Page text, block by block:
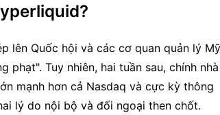
lên Quốc hội và các cơ quan quản lý
Tuy nhiên, hai tuần sau, chính nhà
mạnh hơn cả Nasdaq và cực kỳ thông
lý do nội bộ và đối ngoại then chốt.